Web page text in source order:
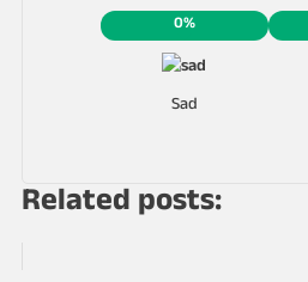
0%
Sad
Related posts: